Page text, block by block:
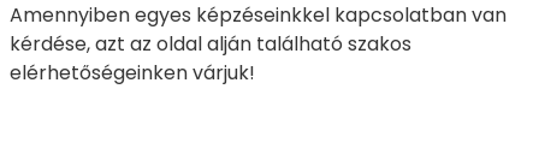
Amennyiben egyes képzéseinkkel kapcsolatban van
kérdése, azt az oldal alján található szakos
elérhetőségeinken várjuk!